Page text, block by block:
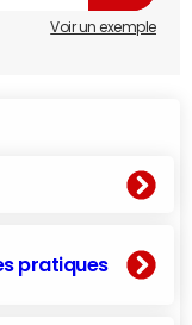
Voir un exemple
pratiques